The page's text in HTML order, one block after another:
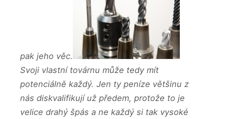
pak jeho věc.
Svoji vlastní továrnu může tedy mít
potenciálně každý. Jen ty peníze většinu z
nás diskvalifikují už předem, protože to je
velice drahý špás a ne každý si tak vysoké